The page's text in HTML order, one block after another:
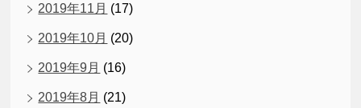
2019年11月 (17)
2019年10月 (20)
2019年9月 (16)
2019年8月 (21)